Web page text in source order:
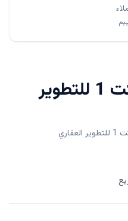
اوبجيكت 1 للتطوير